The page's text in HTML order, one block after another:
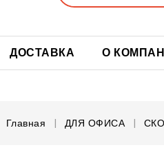
ДОСТАВКА О
Главная ДЛЯ ОФИСА